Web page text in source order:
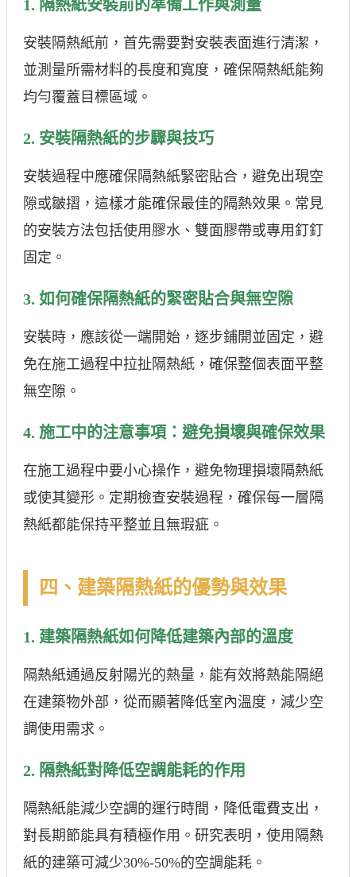
1. 隔熱紙安裝前的準備工作與測量
安裝隔熱紙前，首先需要對安裝表面進行清潔，
並測量所需材料的長度和寬度，確保隔熱紙能夠
均勻覆蓋目標區域。
2. 安裝隔熱紙的步驟與技巧
安裝過程中應確保隔熱紙緊密貼合，避免出現空
隙或皺摺，這樣才能確保最佳的隔熱效果。常見
的安裝方法包括使用膠水、雙面膠帶或專用釘釘
固定。
3. 如何確保隔熱紙的緊密貼合與無空隙
安裝時，應該從一端開始，逐步鋪開並固定，避
免在施工過程中拉扯隔熱紙，確保整個表面平整
無空隙。
4. 施工中的注意事項：避免損壞與確保效果
在施工過程中要小心操作，避免物理損壞隔熱紙
或使其變形。定期檢查安裝過程，確保每一層隔
熱紙都能保持平整並且無瑕疵。
四、建築隔熱紙的優勢與效果
1. 建築隔熱紙如何降低建築內部的溫度
隔熱紙通過反射陽光的熱量，能有效將熱能隔絕
在建築物外部，從而顯著降低室內溫度，減少空
調使用需求。
2. 隔熱紙對降低空調能耗的作用
隔熱紙能減少空調的運行時間，降低電費支出，
對長期節能具有積極作用。研究表明，使用隔熱
紙的建築可減少30%-50%的空調能耗。